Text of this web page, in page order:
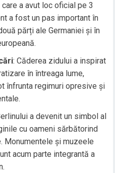
a avut loc oficial pe 3
a fost un pas important în
părți ale Germaniei și în
: Căderea zidului a inspirat
în întreaga lume,
înfrunta regimuri opresive și
a devenit un simbol al
cu oameni sărbătorind
Monumentele și muzeele
acum parte integrantă a